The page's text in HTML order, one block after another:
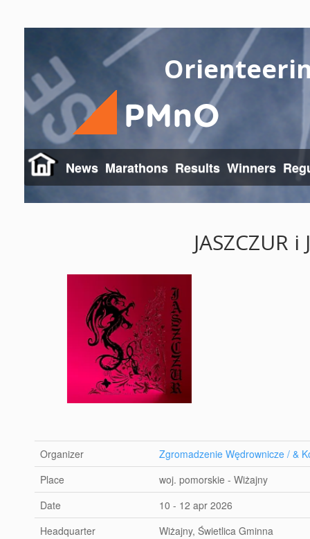
News Marathons Results Winners
JASZCZUR
Organizer
Zgromadzenie Wędrownicze / &
Place
woj. pomorskie - Wiżajny
Date
10 - 12 apr 2026
Headquarter
Wiżajny, Świetlica Gminna